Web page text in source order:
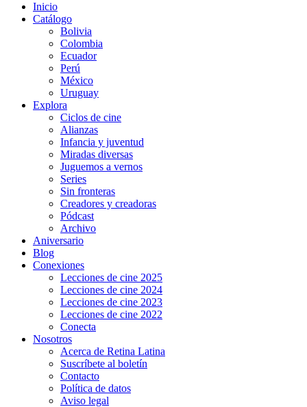
Inicio
Catálogo
Bolivia
Colombia
Ecuador
Perú
México
Uruguay
Explora
Ciclos de cine
Alianzas
Infancia y juventud
Miradas diversas
Juguemos a vernos
Series
Sin fronteras
Creadores y creadoras
Pódcast
Archivo
Aniversario
Blog
Conexiones
Lecciones de cine 2025
Lecciones de cine 2024
Lecciones de cine 2023
Lecciones de cine 2022
Conecta
Nosotros
Acerca de Retina Latina
Suscríbete al boletín
Contacto
Política de datos
Aviso legal